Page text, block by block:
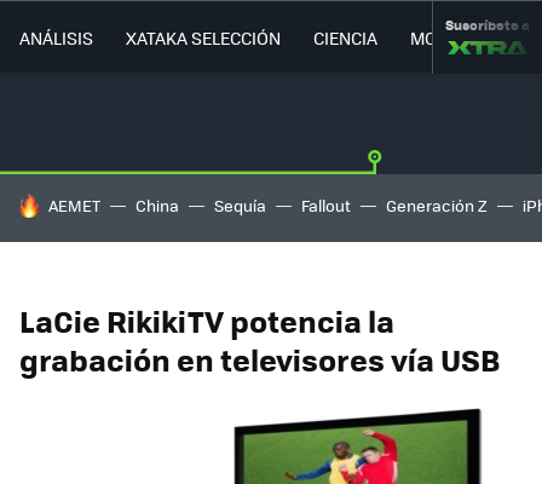
ANÁLISIS XATAKA SELECCIÓN CIENCIA MOVILIDAD
Suscríbete a
HOY SE HABLA DE
AEMET China Sequía Fallout Generación Z
LaCie RikikiTV potencia la
grabación en televisores vía USB